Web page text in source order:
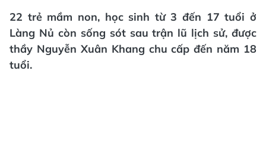
22 trẻ mầm non, học sinh từ 3 đến 17 tuổi ở
Làng Nủ còn sống sót sau trận lũ lịch sử, được
thầy Nguyễn Xuân Khang chu cấp đến năm 18
tuổi.